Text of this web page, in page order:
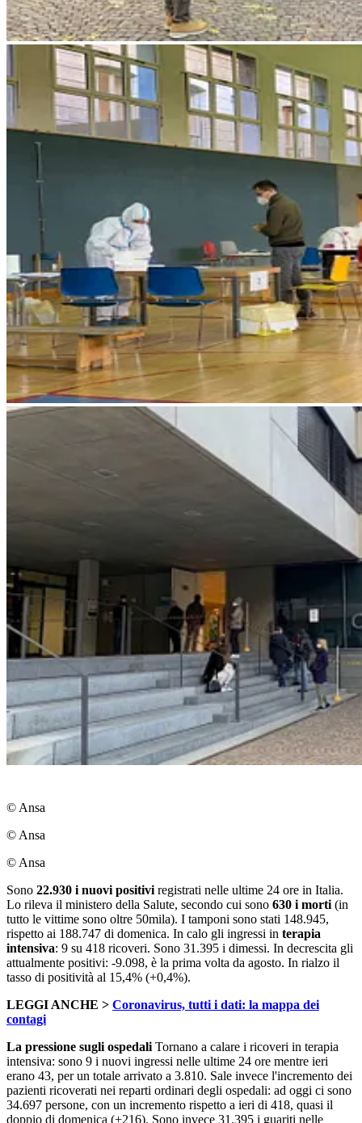
© Ansa
© Ansa
© Ansa
Sono 22.930 i nuovi positivi registrati nelle ultime 24 ore in Italia.
Lo rileva il ministero della Salute, secondo cui sono 630 i morti (in
tutto le vittime sono oltre 50mila). I tamponi sono stati 148.945,
rispetto ai 188.747 di domenica. In calo gli ingressi in terapia
intensiva: 9 su 418 ricoveri. Sono 31.395 i dimessi. In decrescita gli
attualmente positivi: -9.098, è la prima volta da agosto. In rialzo il
tasso di positività al 15,4% (+0,4%).
LEGGI ANCHE > Coronavirus, tutti i dati: la mappa dei
contagi
La pressione sugli ospedali Tornano a calare i ricoveri in terapia
intensiva: sono 9 i nuovi ingressi nelle ultime 24 ore mentre ieri
erano 43, per un totale arrivato a 3.810. Sale invece l'incremento dei
pazienti ricoverati nei reparti ordinari degli ospedali: ad oggi ci sono
34.697 persone, con un incremento rispetto a ieri di 418, quasi il
doppio di domenica (+216). Sono invece 31.395 i guariti nelle